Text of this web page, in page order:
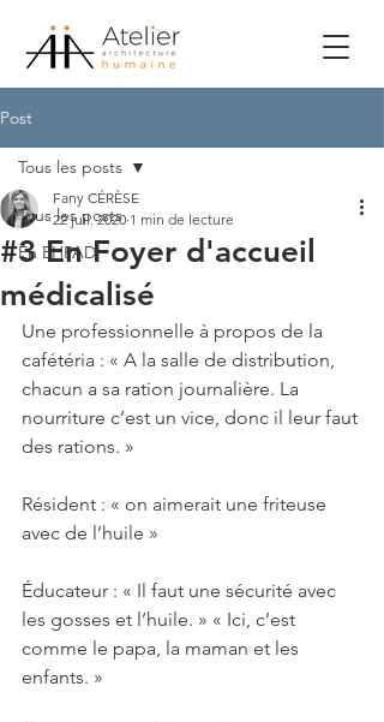
Post
Tous les posts
En EHPAD
Tous les posts
#3 En Foyer d'accueil
médicalisé
Fany CÉRÈSE
22 juil. 2020 1 min de lecture
Une professionnelle à propos de la
cafétéria : « A la salle de distribution,
chacun a sa ration journalière. La
nourriture c’est un vice, donc il leur faut
des rations. »
Résident : « on aimerait une friteuse
avec de l’huile »
Éducateur : « Il faut une sécurité avec
les gosses et l’huile. » « Ici, c’est
comme le papa, la maman et les
enfants. »